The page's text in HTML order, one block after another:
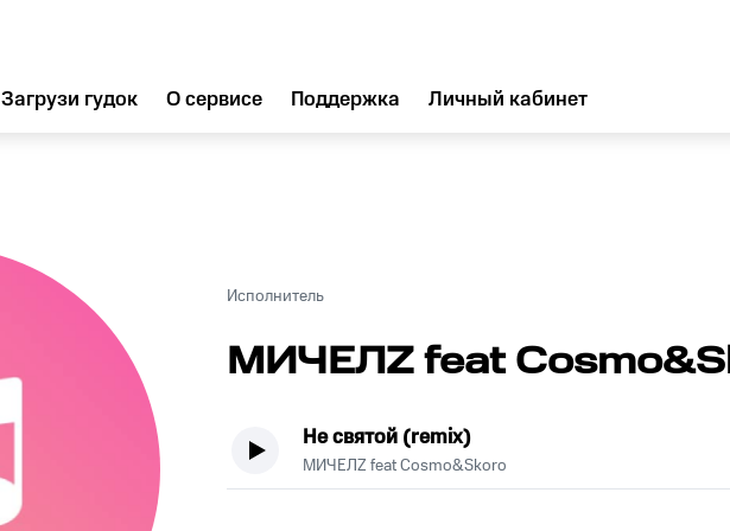
Загрузи гудок О сервисе Поддержка Личный кабинет
Исполнитель
МИЧЕЛZ feat
Не святой (remix)
МИЧЕЛZ feat Cosmo&Skoro